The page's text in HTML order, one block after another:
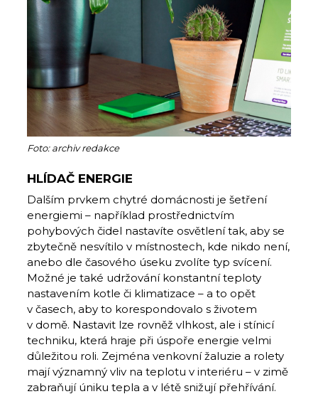
Foto: archiv redakce
HLÍDAČ ENERGIE
Dalším prvkem chytré domácnosti je šetření
energiemi – například prostřednictvím
pohybových čidel nastavíte osvětlení tak, aby se
zbytečně nesvítilo v místnostech, kde nikdo není,
anebo dle časového úseku zvolíte typ svícení.
Možné je také udržování konstantní teploty
nastavením kotle či klimatizace – a to opět
v časech, aby to korespondovalo s životem
v domě. Nastavit lze rovněž vlhkost, ale i stínicí
techniku, která hraje při úspoře energie velmi
důležitou roli. Zejména venkovní žaluzie a rolety
mají významný vliv na teplotu v interiéru – v zimě
zabraňují úniku tepla a v létě snižují přehřívání.